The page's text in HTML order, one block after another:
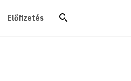
Előfizetés